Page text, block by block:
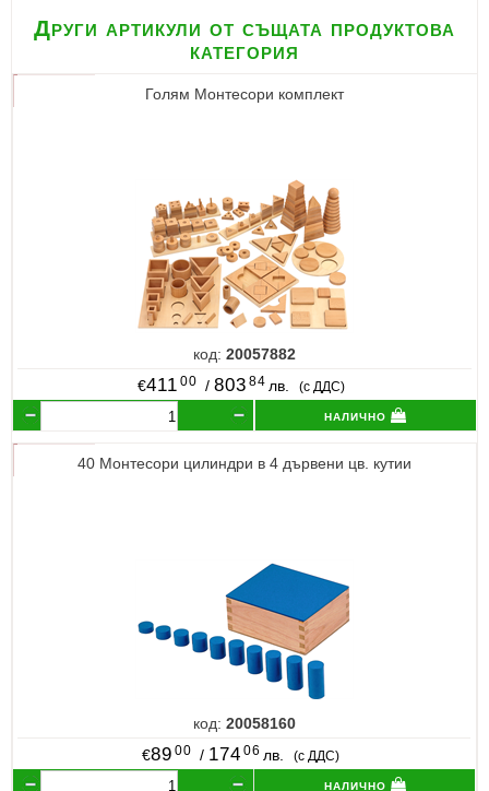
Други артикули от същата продуктова
категория
Голям Монтесори комплект
код: 20057882
€411 00 / 803 84 лв. (с ДДС)
налично
40 Монтесори цилиндри в 4 дървени цв. кутии
код: 20058160
€89 00 / 174 06 лв. (с ДДС)
налично